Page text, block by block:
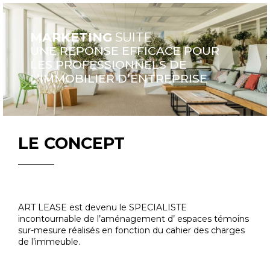
MARKETING SUITE
UNE REPONSE EFFICACE POUR
LES PROFESSIONNELS DE
L’IMMOBILIER D’ENTREPRISE
LE CONCEPT
ART LEASE est devenu le SPECIALISTE
incontournable de l’aménagement d’ espaces témoins
sur-mesure réalisés en fonction du cahier des charges
de l’immeuble.